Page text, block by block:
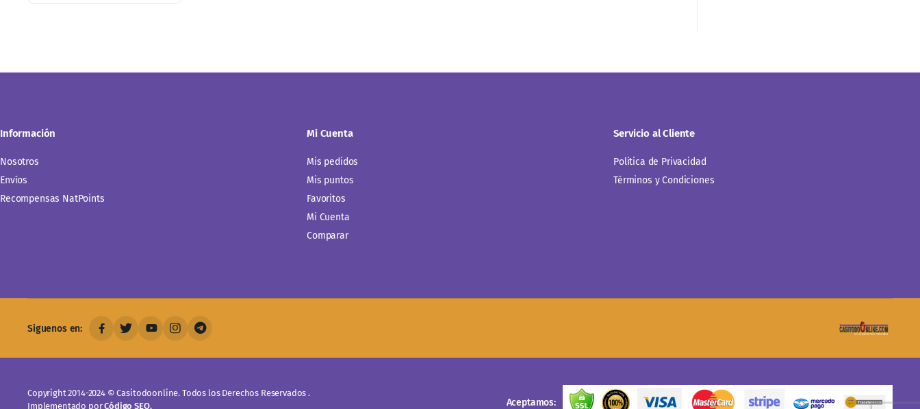
Información
Nosotros
Envíos
Recompensas NatPoints
Mi Cuenta
Mis pedidos
Mis puntos
Favoritos
Mi Cuenta
Comparar
Servicio al Cliente
Politica de Privacidad
Términos y Condiciones
Siguenos en:
Copyright 2014-2024 © Casitodoonline. Todos los Derechos Reservados .
Implementado porCódigo SEO. Aceptamos: